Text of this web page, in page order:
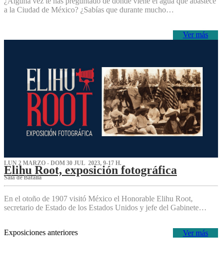
a la Ciudad de México? ¿Sabías que durante mucho…
Ver más
LUN 2 MARZO - DOM 30 JUL 2023, 9-17 H.
Elihu Root, exposición fotográfica
Sala de Batalla
En el otoño de 1907 visitó México el Honorable Elihu Root,
secretario de Estado de los Estados Unidos y jefe del Gabinete…
Ver más
Exposiciones anteriores